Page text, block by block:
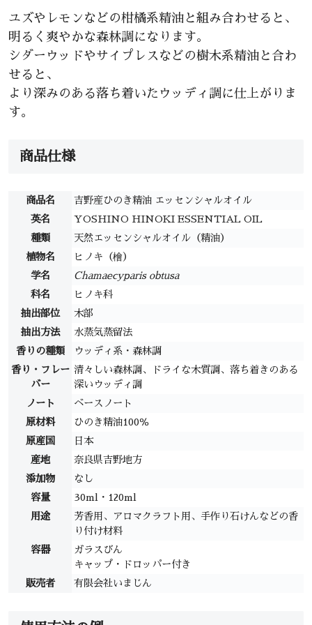
ユズやレモンなどの柑橘系精油と組み合わせると、
明るく爽やかな森林調になります。
シダーウッドやサイプレスなどの樹木系精油と合わ
せると、
より深みのある落ち着いたウッディ調に仕上がりま
す。
商品仕様
商品名
吉野産ひのき精油 エッセンシャルオイル
英名
YOSHINO HINOKI ESSENTIAL OIL
種類
天然エッセンシャルオイル（精油）
植物名
ヒノキ（檜）
学名
Chamaecyparis obtusa
科名
ヒノキ科
抽出部位
木部
抽出方法
水蒸気蒸留法
香りの種類
ウッディ系・森林調
香り・フレー
バー
清々しい森林調、ドライな木質調、落ち着きのある
深いウッディ調
ノート
ベースノート
原材料
ひのき精油100％
原産国
日本
産地
奈良県吉野地方
添加物
なし
容量
30ml・120ml
用途
芳香用、アロマクラフト用、手作り石けんなどの香
り付け材料
容器
ガラスびん
キャップ・ドロッパー付き
販売者
有限会社いまじん